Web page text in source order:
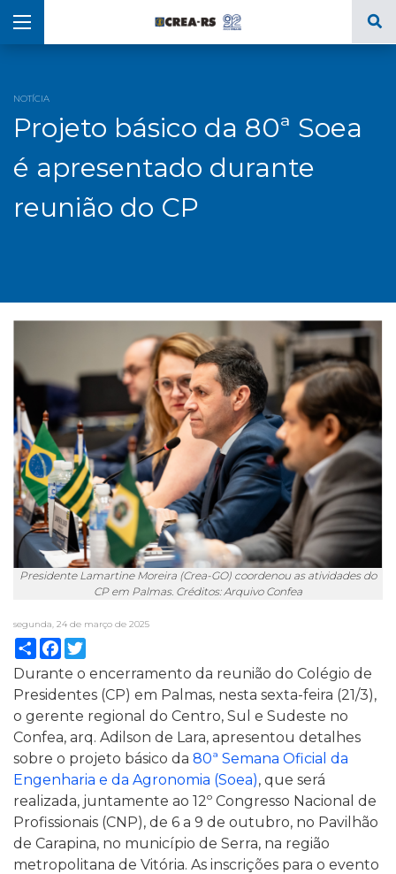
NOTÍCIA
Projeto básico da 80ª Soea
é apresentado durante
reunião do CP
Presidente Lamartine Moreira (Crea-GO) coordenou as atividades do
CP em Palmas. Créditos: Arquivo Confea
segunda, 24 de março de 2025
Compartilhar
Facebook
Durante o encerramento da reunião do Colégio de
Presidentes (CP) em Palmas, nesta sexta-feira (21/3),
o gerente regional do Centro, Sul e Sudeste no
Confea, arq. Adilson de Lara, apresentou detalhes
sobre o projeto básico da 80ª Semana Oficial da
Engenharia e da Agronomia (Soea), que será
realizada, juntamente ao 12º Congresso Nacional de
Profissionais (CNP), de 6 a 9 de outubro, no Pavilhão
de Carapina, no município de Serra, na região
metropolitana de Vitória. As inscrições para o evento